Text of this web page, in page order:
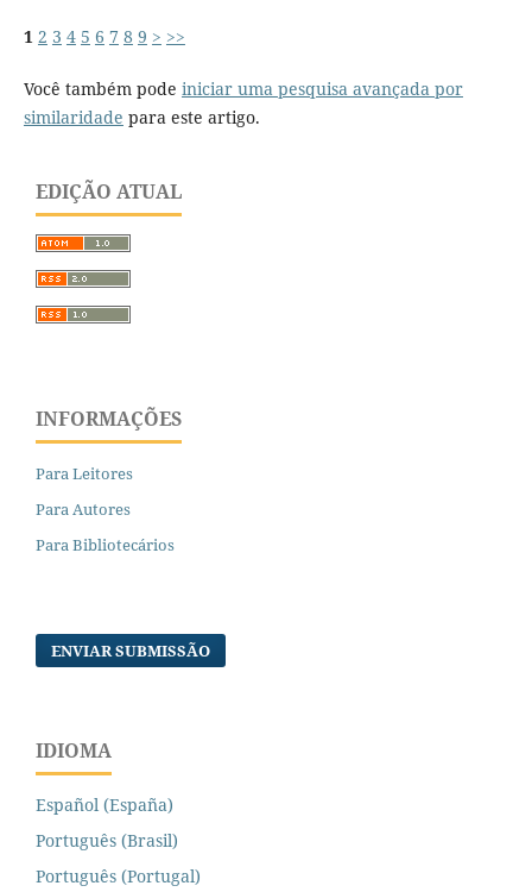
1 2 3 4 5 6 7 8 9 > >>
Você também pode iniciar uma pesquisa avançada por
similaridade para este artigo.
EDIÇÃO ATUAL
INFORMAÇÕES
Para Leitores
Para Autores
Para Bibliotecários
ENVIAR SUBMISSÃO
IDIOMA
Español (España)
Português (Brasil)
Português (Portugal)